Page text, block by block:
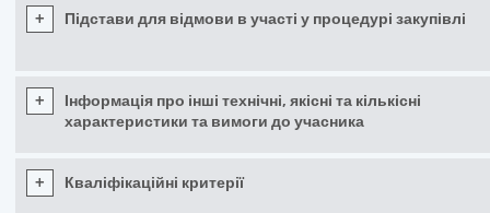
+ Підстави для відмови в участі у процедурі закупівлі
+
Інформація про інші технічні, якісні та кількісні
характеристики та вимоги до учасника
+ Кваліфікаційні критерії